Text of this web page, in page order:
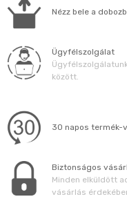
Állatos ajándéktárgyak
Nézz bele a
Ügyfélszolgálat
között.
30 napos termék-
Biztonságos
Minden elküldött
vásárlás